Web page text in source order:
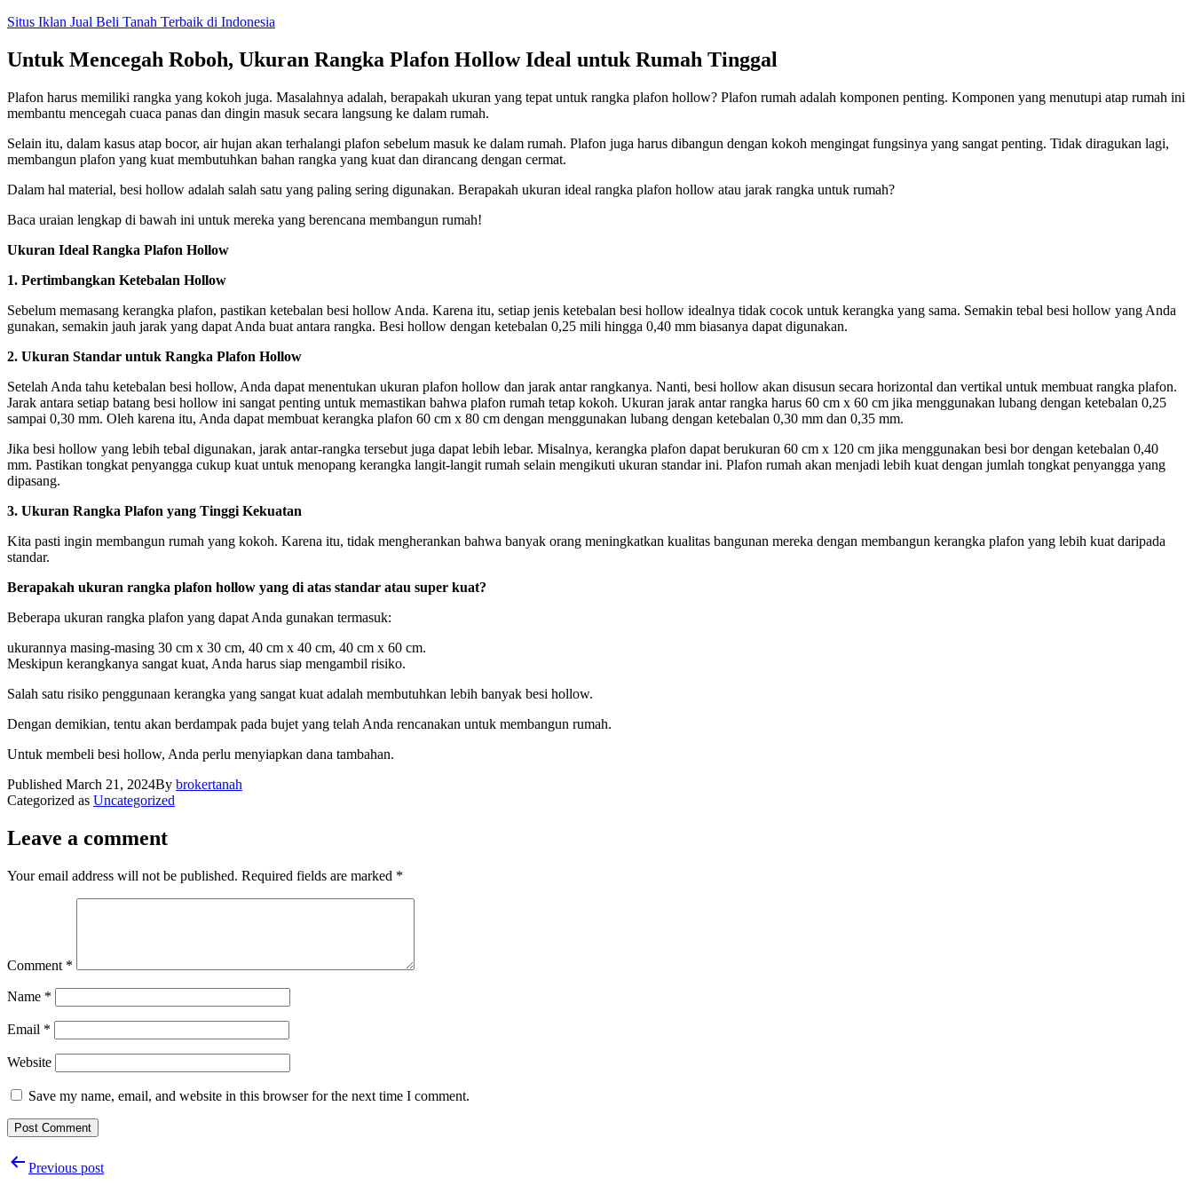
Skip
content
Situs Iklan Jual Beli Tanah Terbaik di Indonesia
Untuk Mencegah Roboh, Ukuran Rangka Plafon Hollow Ideal untuk Rumah Tinggal
Plafon harus memiliki rangka yang kokoh juga. Masalahnya adalah, berapakah ukuran yang tepat untuk rangka plafon hollow? Plafon rumah adalah komponen penting. Komponen yang menutupi atap rumah ini
membantu mencegah cuaca panas dan dingin masuk secara langsung ke dalam rumah.
Selain itu, dalam kasus atap bocor, air hujan akan terhalangi plafon sebelum masuk ke dalam rumah. Plafon juga harus dibangun dengan kokoh mengingat fungsinya yang sangat penting. Tidak diragukan lagi,
membangun plafon yang kuat membutuhkan bahan rangka yang kuat dan dirancang dengan cermat.
Dalam hal material, besi hollow adalah salah satu yang paling sering digunakan. Berapakah ukuran ideal rangka plafon hollow atau jarak rangka untuk rumah?
Baca uraian lengkap di bawah ini untuk mereka yang berencana membangun rumah!
Ukuran Ideal Rangka Plafon Hollow
1. Pertimbangkan Ketebalan Hollow
Sebelum memasang kerangka plafon, pastikan ketebalan besi hollow Anda. Karena itu, setiap jenis ketebalan besi hollow idealnya tidak cocok untuk kerangka yang sama. Semakin tebal besi hollow yang Anda
gunakan, semakin jauh jarak yang dapat Anda buat antara rangka. Besi hollow dengan ketebalan 0,25 mili hingga 0,40 mm biasanya dapat digunakan.
2. Ukuran Standar untuk Rangka Plafon Hollow
Setelah Anda tahu ketebalan besi hollow, Anda dapat menentukan ukuran plafon hollow dan jarak antar rangkanya. Nanti, besi hollow akan disusun secara horizontal dan vertikal untuk membuat rangka plafon.
Jarak antara setiap batang besi hollow ini sangat penting untuk memastikan bahwa plafon rumah tetap kokoh. Ukuran jarak antar rangka harus 60 cm x 60 cm jika menggunakan lubang dengan ketebalan 0,25
sampai 0,30 mm. Oleh karena itu, Anda dapat membuat kerangka plafon 60 cm x 80 cm dengan menggunakan lubang dengan ketebalan 0,30 mm dan 0,35 mm.
Jika besi hollow yang lebih tebal digunakan, jarak antar-rangka tersebut juga dapat lebih lebar. Misalnya, kerangka plafon dapat berukuran 60 cm x 120 cm jika menggunakan besi bor dengan ketebalan 0,40
mm. Pastikan tongkat penyangga cukup kuat untuk menopang kerangka langit-langit rumah selain mengikuti ukuran standar ini. Plafon rumah akan menjadi lebih kuat dengan jumlah tongkat penyangga yang
dipasang.
3. Ukuran Rangka Plafon yang Tinggi Kekuatan
Kita pasti ingin membangun rumah yang kokoh. Karena itu, tidak mengherankan bahwa banyak orang meningkatkan kualitas bangunan mereka dengan membangun kerangka plafon yang lebih kuat daripada
standar.
Berapakah ukuran rangka plafon hollow yang di atas standar atau super kuat?
Beberapa ukuran rangka plafon yang dapat Anda gunakan termasuk:
ukurannya masing-masing 30 cm x 30 cm, 40 cm x 40 cm, 40 cm x 60 cm.
Meskipun kerangkanya sangat kuat, Anda harus siap mengambil risiko.
Salah satu risiko penggunaan kerangka yang sangat kuat adalah membutuhkan lebih banyak besi hollow.
Dengan demikian, tentu akan berdampak pada bujet yang telah Anda rencanakan untuk membangun rumah.
Untuk membeli besi hollow, Anda perlu menyiapkan dana tambahan.
Published March 21, 2024By brokertanah
Categorized as Uncategorized
Leave a comment
Your email address will not be published. Required fields are marked *
Comment *
Name *
Email *
Website
Save my name, email, and website in this browser for the next time I comment.
PostPrevious post